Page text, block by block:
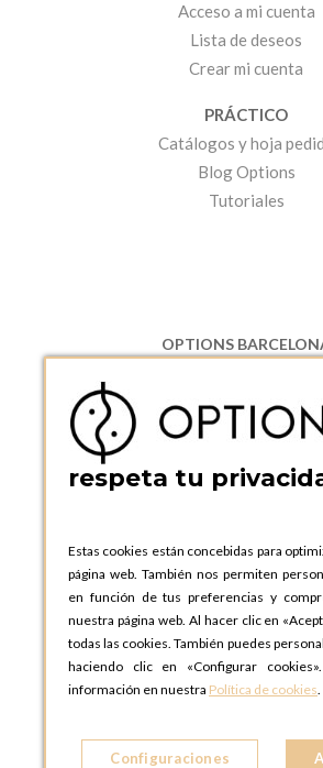
Acceso a mi cuenta
Lista de deseos
Crear mi cuenta
PRÁCTICO
Catálogos y hoja
Blog Options
Tutoriales
OPTIONS
08130 Santa Perpetua de Moguda,
ESPAñA
Teléfono:
+34 935 724
OPTIONS BARCELONA
ESPAñA
Teléfono:+34 935 724
OPTIONS MADRID
C. Lucio Emilio Cándido, 6,
28803 Alcalá de Henares,
ESPAñA
respeta tu
Estas cookies están concebidas para
página web. También nos permiten
en función de tus preferencias y
nuestra página web. Al hacer clic en
todas las cookies. También puedes
haciendo clic en «Configurar
información en nuestra Política de cookies.
Configuraciones